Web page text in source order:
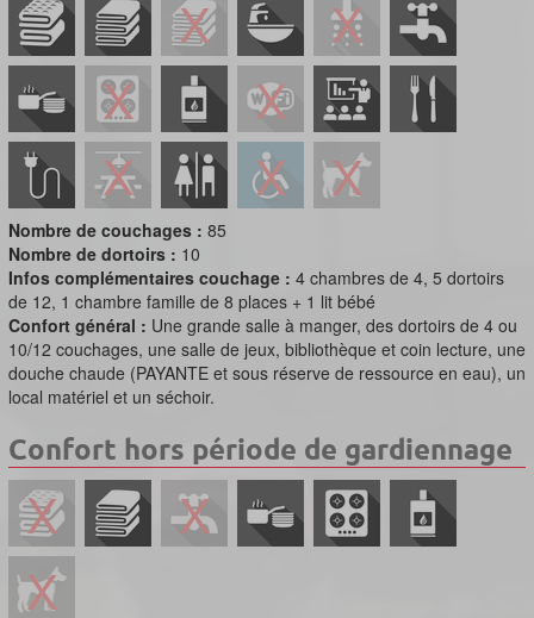
Nombre de couchages : 85
Nombre de dortoirs : 10
Infos complémentaires couchage : 4 chambres de 4, 5 dortoirs
de 12, 1 chambre famille de 8 places + 1 lit bébé
Confort général : Une grande salle à manger, des dortoirs de 4 ou
10/12 couchages, une salle de jeux, bibliothèque et coin lecture, une
douche chaude (PAYANTE et sous réserve de ressource en eau), un
local matériel et un séchoir.
Confort hors période de gardiennage